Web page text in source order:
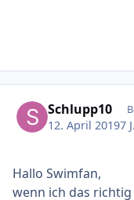
Schlupp10
12. April 20197 J.
Hallo Swimfan,
wenn ich das